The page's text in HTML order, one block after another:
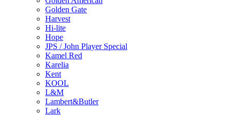
Golden Gate
Harvest
Hi-lite
Hope
JPS / John Player Special
Kamel Red
Karelia
Kent
KOOL
L&M
Lambert&Butler
Lark